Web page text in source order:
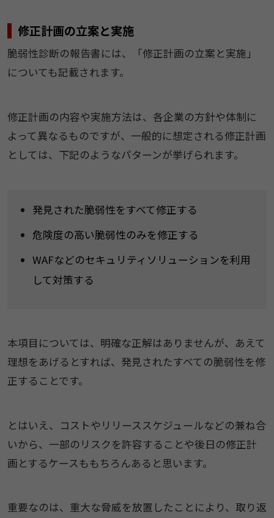
修正計画の立案と実施
脆弱性診断の報告書には、「修正計画の立案と実施」
についても記載されます。
修正計画の内容や実施方法は、各企業の方針や体制に
よって異なるものですが、一般的に想定される修正計画
としては、下記のようなパターンが挙げられます。
発見された脆弱性をすべて修正する
危険度の高い脆弱性のみを修正する
WAFなどのセキュリティソリューションを利用
して対策する
本項目については、明確な正解はありませんが、あえて
理想をあげるとすれば、発見されたすべての脆弱性を修
正することです。
とはいえ、コストやリリーススケジュールなどの兼ね合
いから、一部のリスクを許容することや後日の修正計
画とするケースももちろんあると思います。
重要なのは、重大な脅威を放置したことにより、取り返